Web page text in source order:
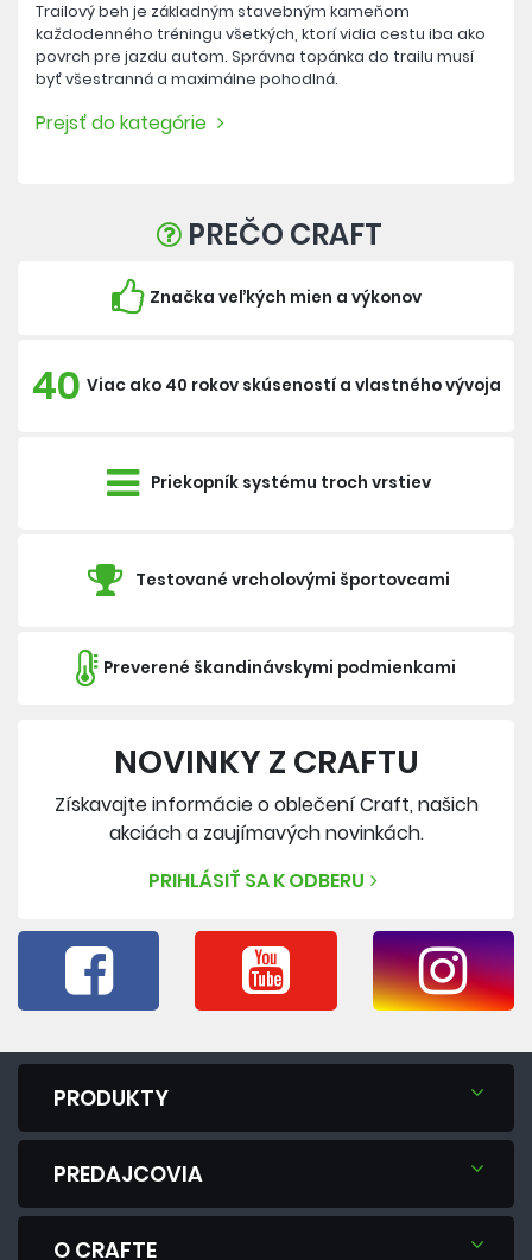
Trailový beh je základným stavebným kameňom
každodenného tréningu všetkých, ktorí vidia cestu iba ako
povrch pre jazdu autom. Správna topánka do trailu musí
byť všestranná a maximálne pohodlná.
Prejsť do kategórie
PREČO CRAFT
Značka veľkých mien a výkonov
40 Viac ako 40 rokov skúseností a vlastného vývoja
Priekopník systému troch vrstiev
Testované vrcholovými športovcami
Preverené škandinávskymi podmienkami
NOVINKY Z CRAFTU
Získavajte informácie o oblečení Craft, našich
akciách a zaujímavých novinkách.
PRIHLÁSIŤ SA K ODBERU
PRODUKTY
PREDAJCOVIA
O CRAFTE